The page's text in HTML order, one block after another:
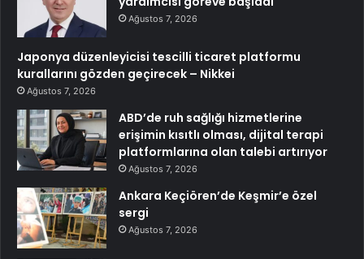
Ağustos 7, 2026
Japonya düzenleyicisi tescilli ticaret platformu
kurallarını gözden geçirecek – Nikkei
Ağustos 7, 2026
ABD’de ruh sağlığı hizmetlerine
erişimin kısıtlı olması, dijital terapi
platformlarına olan talebi artırıyor
Ağustos 7, 2026
Ankara Keçiören’de Keşmir’e özel
sergi
Ağustos 7, 2026